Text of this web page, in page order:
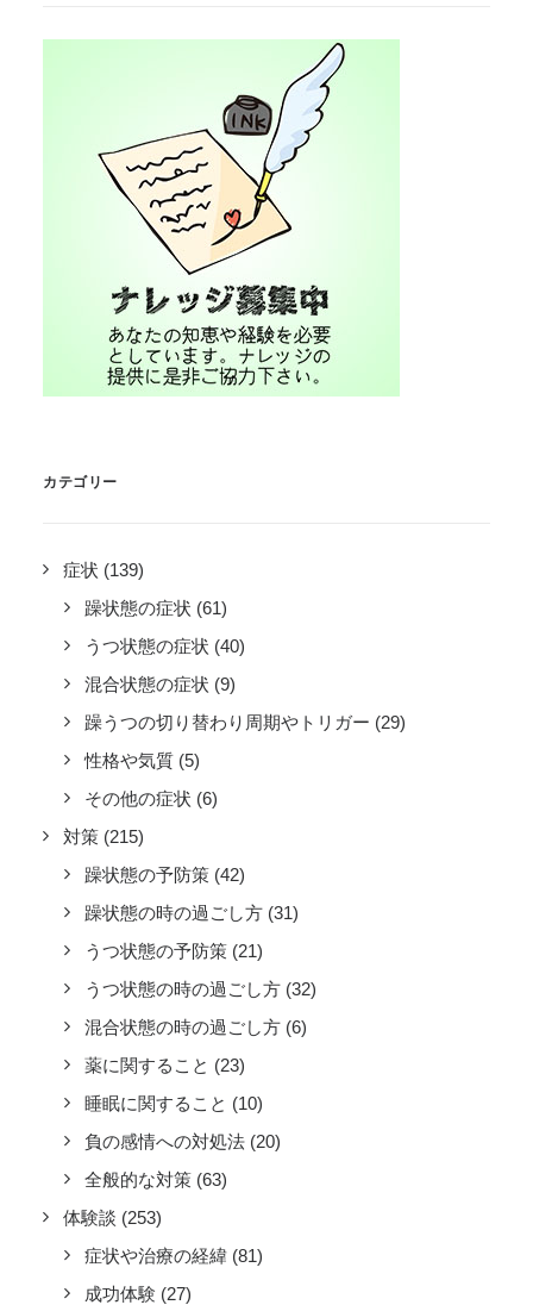
カテゴリー
症状 (139)
躁状態の症状 (61)
うつ状態の症状 (40)
混合状態の症状 (9)
躁うつの切り替わり周期やトリガー (29)
性格や気質 (5)
その他の症状 (6)
対策 (215)
躁状態の予防策 (42)
躁状態の時の過ごし方 (31)
うつ状態の予防策 (21)
うつ状態の時の過ごし方 (32)
混合状態の時の過ごし方 (6)
薬に関すること (23)
睡眠に関すること (10)
負の感情への対処法 (20)
全般的な対策 (63)
体験談 (253)
症状や治療の経緯 (81)
成功体験 (27)